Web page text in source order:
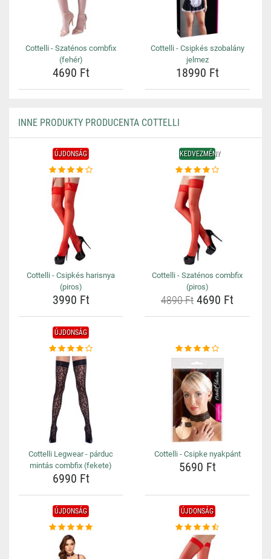
Cottelli - Szaténos combfix
(fehér)
4690 Ft
Cottelli - Csipkés szobalány
jelmez
18990 Ft
INNE PRODUKTY PRODUCENTA COTTELLI
ÚJDONSÁG
Cottelli - Csipkés harisnya
(piros)
3990 Ft
KEDVEZMÉNY
Cottelli - Szaténos combfix
(piros)
4890 Ft 4690 Ft
ÚJDONSÁG
Cottelli Legwear - párduc
mintás combfix (fekete)
6990 Ft
Cottelli - Csipke nyakpánt
5690 Ft
ÚJDONSÁG ÚJDONSÁG